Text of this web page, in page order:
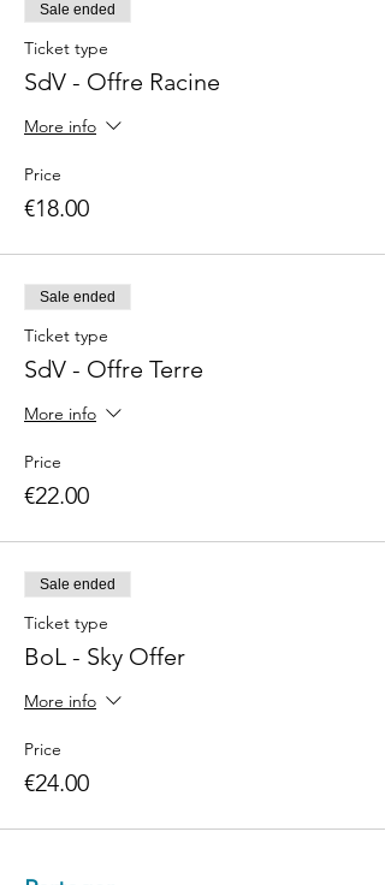
Sale ended
Ticket type
SdV - Offre Racine
More info
Price
€18.00
Sale ended
Ticket type
SdV - Offre Terre
More info
Price
€22.00
Sale ended
Ticket type
BoL - Sky Offer
More info
Price
€24.00